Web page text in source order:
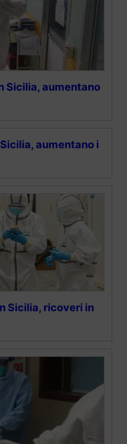
Sicilia, aumentano
aumentano i
Sicilia, ricoveri in